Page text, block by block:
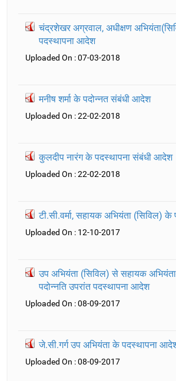
चंद्रशेखर अग्रवाल, अधीक्षण
पदस्थापना आदेश
Uploaded On : 07-03-2018
मनीष शर्मा के पदोन्नत संबंधी आदेश
Uploaded On : 22-02-2018
कुलदीप नारंग के पदस्थापना संबंधी आदेश
Uploaded On : 22-02-2018
टी.सी.वर्मा, सहायक अभियंता (सिविल)
Uploaded On : 12-10-2017
उप अभियंता (सिविल) से सहायक
पदोन्नति उपरांत पदस्थापना आदेश
Uploaded On : 08-09-2017
जे.सी.गर्ग उप अभियंता के पदस्थापना
Uploaded On : 08-09-2017